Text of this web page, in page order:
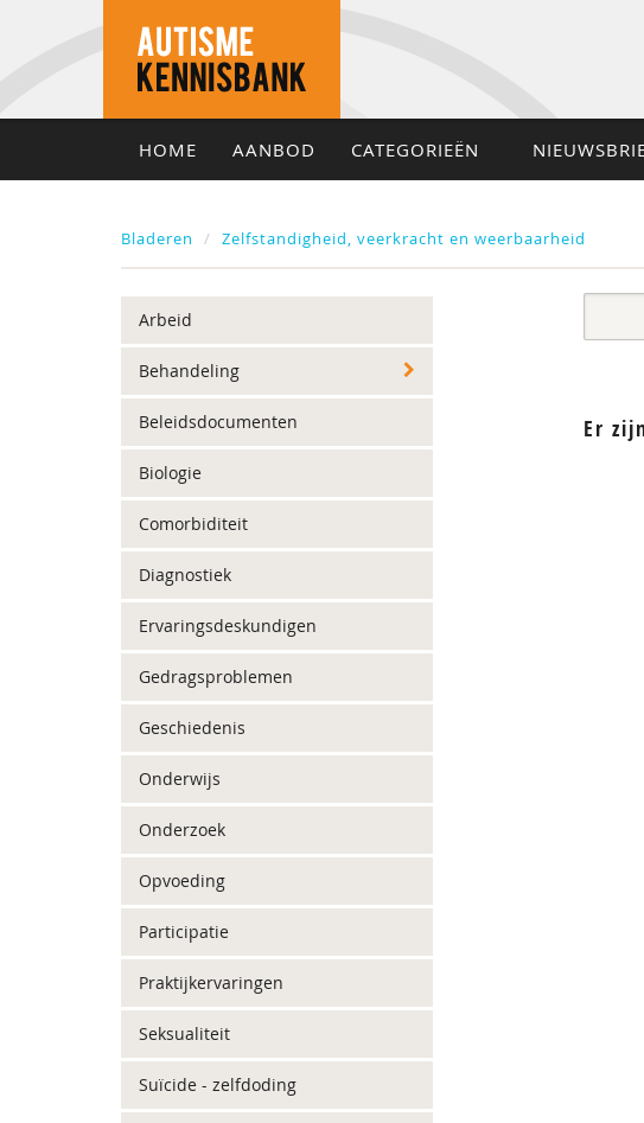
HOME AANBOD CATEGORIEËN
Bladeren Zelfstandigheid, veerkracht en weerbaarheid
Arbeid
Behandeling
Beleidsdocumenten
Biologie
Comorbiditeit
Diagnostiek
Ervaringsdeskundigen
Gedragsproblemen
Geschiedenis
Onderwijs
Onderzoek
Opvoeding
Participatie
Praktijkervaringen
Seksualiteit
Suïcide - zelfdoding
Er